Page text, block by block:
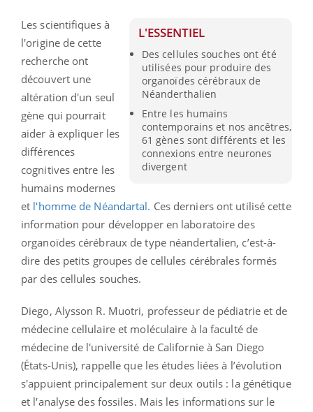
L'ESSENTIEL
Des cellules souches ont été
utilisées pour produire des
organoïdes cérébraux de
Néanderthalien
Entre les humains
contemporains et nos ancêtres,
61 gènes sont différents et les
connexions entre neurones
divergent
Les scientifiques à
l'origine de cette
recherche ont
découvert une
altération d'un seul
gène qui pourrait
aider à expliquer les
différences
cognitives entre les
humains modernes
et l'homme de Néandartal. Ces derniers ont utilisé cette
information pour développer en laboratoire des
organoïdes cérébraux de type néandertalien, c’est-à-
dire des petits groupes de cellules cérébrales formés
par des cellules souches.
Diego, Alysson R. Muotri, professeur de pédiatrie et de
médecine cellulaire et moléculaire à la faculté de
médecine de l'université de Californie à San Diego
(États-Unis), rappelle que les études liées à l’évolution
s'appuient principalement sur deux outils : la génétique
et l'analyse des fossiles. Mais les informations sur le